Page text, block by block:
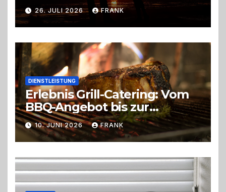
zu entdecken
26. JULI 2026 FRANK
DIENSTLEISTUNG
Erlebnis Grill-Catering: Vom
BBQ-Angebot bis zur
perfekten Eventorganisation
Trend zu Outdoor-Events,
Erlebnisgastronomie und
Live-Cooking
10. JUNI 2026 FRANK